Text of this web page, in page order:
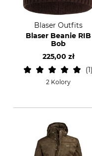
Blaser Outfits
Blaser Beanie RIB
Bob
225,00 zł
1
2 Kolory